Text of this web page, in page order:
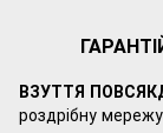
ВЗУТТЯ
роздрібну